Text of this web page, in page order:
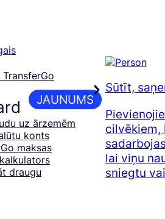
JAUNUMS
uz ārzemēm
konts
maksas
draugu
Sūtīt,
cilvēkiem,
lai viņu
sniegtu